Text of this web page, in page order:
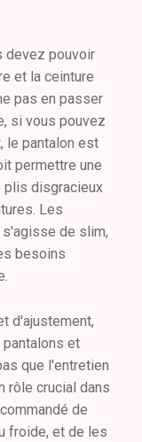
devez pouvoir
et la ceinture
pas en passer
si vous pouvez
le pantalon est
permettre une
plis disgracieux
Les
de slim,
besoins
d'ajustement,
et
que l'entretien
rôle crucial dans
de
froide, et de les